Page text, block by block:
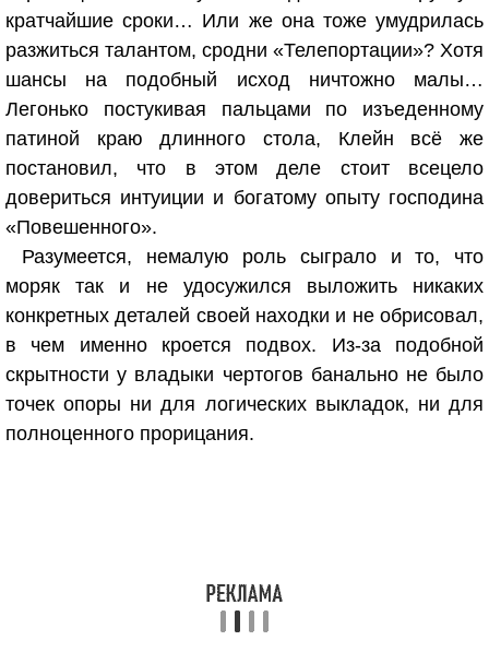
кратчайшие сроки… Или же она тоже умудрилась
разжиться талантом, сродни «Телепортации»? Хотя
шансы на подобный исход ничтожно малы…
Легонько постукивая пальцами по изъеденному
патиной краю длинного стола, Клейн всё же
постановил, что в этом деле стоит всецело
довериться интуиции и богатому опыту господина
«Повешенного».
Разумеется, немалую роль сыграло и то, что
моряк так и не удосужился выложить никаких
конкретных деталей своей находки и не обрисовал,
в чем именно кроется подвох. Из-за подобной
скрытности у владыки чертогов банально не было
точек опоры ни для логических выкладок, ни для
полноценного прорицания.